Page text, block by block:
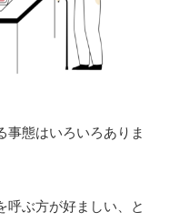
事態はいろいろありま
呼ぶ方が好ましい、と